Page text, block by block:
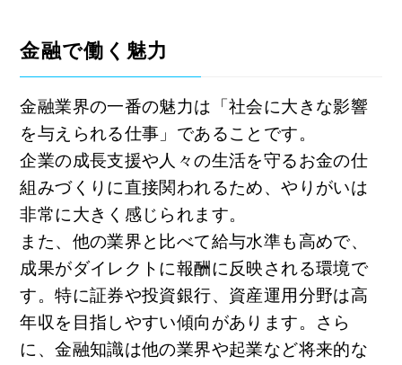
金融で働く魅力
金融業界の一番の魅力は「社会に大きな影響
を与えられる仕事」であることです。
企業の成長支援や人々の生活を守るお金の仕
組みづくりに直接関われるため、やりがいは
非常に大きく感じられます。
また、他の業界と比べて給与水準も高めで、
成果がダイレクトに報酬に反映される環境で
す。特に証券や投資銀行、資産運用分野は高
年収を目指しやすい傾向があります。さら
に、金融知識は他の業界や起業など将来的な